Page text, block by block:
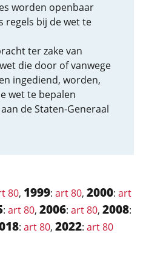
worden openbaar
regels bij de wet te
ter zake van
die door of vanwege
ingediend, worden,
wet te bepalen
de Staten-Generaal
80, 1999: art 80, 2000: art
: art 80, 2006: art 80, 2008:
: art 80, 2022: art 80